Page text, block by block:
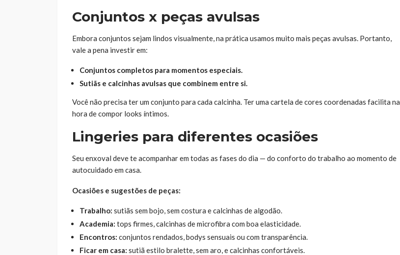
Conjuntos x peças avulsas
Embora conjuntos sejam lindos visualmente, na prática usamos muito mais peças avulsas. Portanto,
vale a pena investir em:
Conjuntos completos para momentos especiais.
Sutiãs e calcinhas avulsas que combinem entre si.
Você não precisa ter um conjunto para cada calcinha. Ter uma cartela de cores coordenadas facilita na
hora de compor looks íntimos.
Lingeries para diferentes ocasiões
Seu enxoval deve te acompanhar em todas as fases do dia — do conforto do trabalho ao momento de
autocuidado em casa.
Ocasiões e sugestões de peças:
Trabalho: sutiãs sem bojo, sem costura e calcinhas de algodão.
Academia: tops firmes, calcinhas de microfibra com boa elasticidade.
Encontros: conjuntos rendados, bodys sensuais ou com transparência.
Ficar em casa: sutiã estilo bralette, sem aro, e calcinhas confortáveis.